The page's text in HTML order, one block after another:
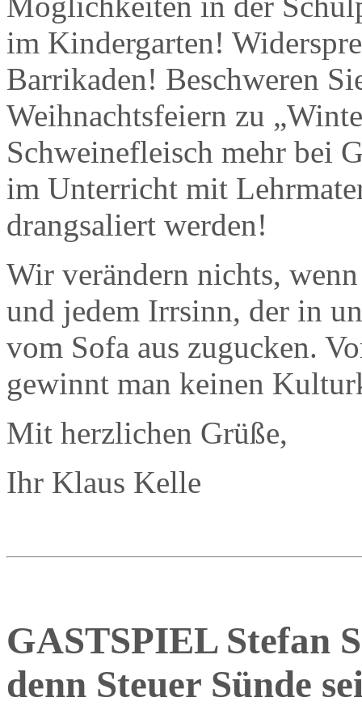
im Kindergarten!
Barrikaden! Beschweren
Weihnachtsfeiern zu
Schweinefleisch mehr bei
im Unterricht mit
drangsaliert werden!
Wir verändern nichts,
und jedem Irrsinn, der in
vom Sofa aus zugucken.
gewinnt man keinen
Mit herzlichen Grüße,
Ihr Klaus Kelle
GASTSPIEL Stefan
denn Steuer Sünde